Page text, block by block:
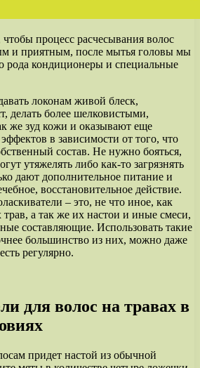
процесс расчесывания волос
и приятным, после мытья головы мы
рода кондиционеры и специальные
локонам живой блеск,
делать более шелковистыми,
же зуд кожи и оказывают еще
в зависимости от того, что
состав. Не нужно бояться,
утяжелять либо как-то загрязнять
дают дополнительное питание и
восстановительное действие.
– это, не что иное, как
а так же их настои и иные смеси,
составляющие. Использовать такие
большинство из них, можно даже
регулярно.
для волос на травах в
придет настой из обычной